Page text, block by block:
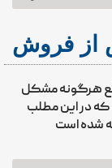
از فروش
هرگونه مشکل
در این مطلب